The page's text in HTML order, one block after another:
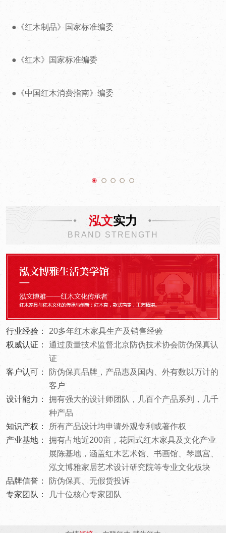
●《红木制品》国家标准编委
● 《红木》国家标准编委
● 《中国红木消费指南》编委
泓文实力
BRAND STRENGTH
行业经验：
20多年红木家具生产及销售经验
权威认证：
通过质量技术监督北京防伪技术协会防伪保真认
证
客户认可：
防伪保真品牌，产品惠及国内、外有数以万计的
客户
设计能力：
拥有强大的设计师团队，几百个产品系列，几千
种产品
知识产权：
所有产品设计均申请外观专利或著作权
产业基地：
拥有占地近200亩，花园式红木家具及文化产业
展陈基地，涵盖红木艺术馆、书画馆、琴凰宫、
泓文博雅家居艺术设计研究院等专业文化板块
品牌信誉：
防伪保真、无假货投诉
专家团队：
几十位核心专家团队